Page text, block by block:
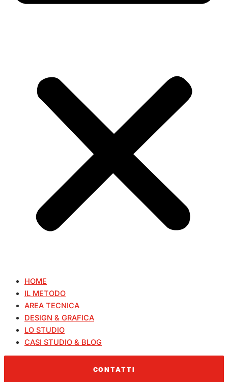
HOME
IL METODO
AREA TECNICA
DESIGN & GRAFICA
LO STUDIO
CASI STUDIO & BLOG
CONTATTI